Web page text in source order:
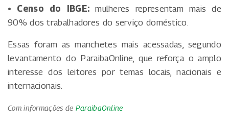
• Censo do IBGE: mulheres representam mais de
90% dos trabalhadores do serviço doméstico.
Essas foram as manchetes mais acessadas, segundo
levantamento do ParaibaOnline, que reforça o amplo
interesse dos leitores por temas locais, nacionais e
internacionais.
Com informações de ParaibaOnline